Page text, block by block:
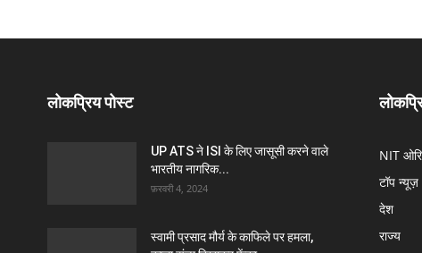
लोकप्रिय पोस्ट
UP ATS ने ISI के लिए जासूसी करने वाले
भारतीय नागरिक...
फ़रवरी 4, 2024
स्वामी प्रसाद मौर्य के काफिले पर हमला,
NIT
टॉप न्यूज़
देश
राज्य